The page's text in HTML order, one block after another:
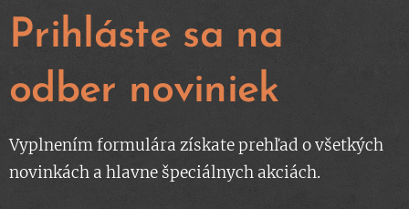
Prihláste sa na
odber noviniek
Vyplnením formulára získate prehľad o všetkých
novinkách a hlavne špeciálnych akciách.